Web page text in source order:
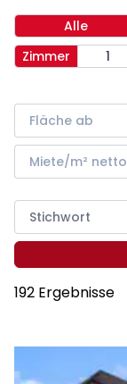
Alle
Zimmer
1
192 Ergebnisse